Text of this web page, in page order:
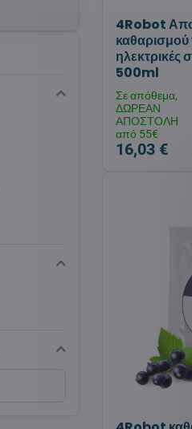
4Robot
καθαρισμού
500ml
Σε απόθεμα,
ΔΩΡΕΑΝ
ΑΠΟΣΤΟΛΗ
από 55€
16,03 €